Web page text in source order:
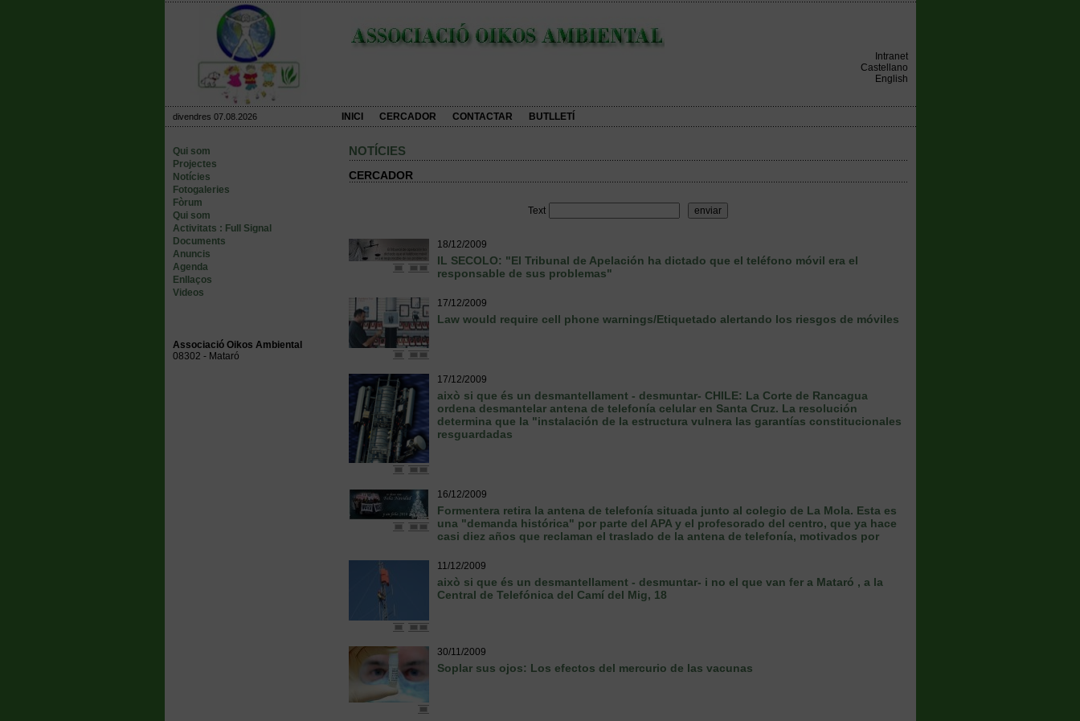
Intranet
Castellano
English
divendres 07.08.2026 INICI CERCADOR CONTACTAR BUTLLETÍ
Qui som
Projectes
Notícies
Fotogaleries
Fòrum
Qui som
Activitats : Full Signal
Documents
Anuncis
Agenda
Enllaços
Videos
Associació Oikos Ambiental
08302 - Mataró
NOTÍCIES
CERCADOR
Text
18/12/2009
IL SECOLO: "El Tribunal de Apelación ha dictado que el teléfono móvil era el
responsable de sus problemas"
17/12/2009
Law would require cell phone warnings/Etiquetado alertando los riesgos de móviles
17/12/2009
això si que és un desmantellament - desmuntar- CHILE: La Corte de Rancagua
ordena desmantelar antena de telefonía celular en Santa Cruz. La resolución
determina que la "instalación de la estructura vulnera las garantías constitucionales
resguardadas
16/12/2009
Formentera retira la antena de telefonía situada junto al colegio de La Mola. Esta es
una "demanda histórica" por parte del APA y el profesorado del centro, que ya hace
casi diez años que reclaman el traslado de la antena de telefonía, motivados por
11/12/2009
això si que és un desmantellament - desmuntar- i no el que van fer a Mataró , a la
Central de Telefónica del Camí del Mig, 18
30/11/2009
Soplar sus ojos: Los efectos del mercurio de las vacunas